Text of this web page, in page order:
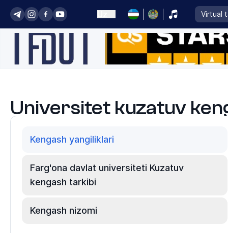
Virtual
Universitet kuzatuv
Kengash yangiliklari
Farg'ona davlat universiteti Kuzatuv
kengash tarkibi
Kengash nizomi